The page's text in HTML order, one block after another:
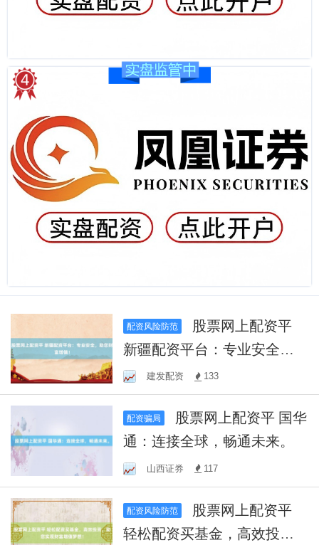
配资风险防范
新疆配资平台：专业安全，
助您财富增值！
建发配资 133
配资骗局
通：连接全球，畅通未来。
山西证券 117
配资风险防范
轻松配资买基金，高效投